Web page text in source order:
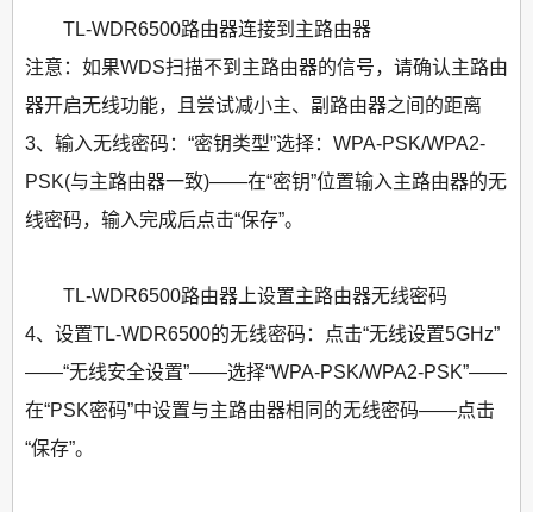
TL-WDR6500路由器连接到主路由器
注意：如果WDS扫描不到主路由器的信号，请确认主路由
器开启无线功能，且尝试减小主、副路由器之间的距离
3、输入无线密码：“密钥类型”选择：WPA-PSK/WPA2-
PSK(与主路由器一致)——在“密钥”位置输入主路由器的无
线密码，输入完成后点击“保存”。
TL-WDR6500路由器上设置主路由器无线密码
4、设置TL-WDR6500的无线密码：点击“无线设置5GHz”
——“无线安全设置”——选择“WPA-PSK/WPA2-PSK”——
在“PSK密码”中设置与主路由器相同的无线密码——点击
“保存”。